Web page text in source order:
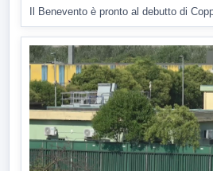
Il Benevento è pronto al debutto di